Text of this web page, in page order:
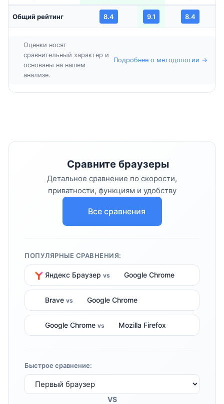
Общий рейтинг 8.4 9.1 8.4
Оценки носят
сравнительный характер и
основаны на нашем
анализе.
Подробнее о методологии →
Сравните браузеры
Детальное сравнение по скорости,
приватности, функциям и удобству
Все сравнения
ПОПУЛЯРНЫЕ СРАВНЕНИЯ:
Яндекс Браузер vs Google Chrome
Brave vs Google Chrome
Google Chrome vs Mozilla Firefox
Быстрое сравнение:
VS